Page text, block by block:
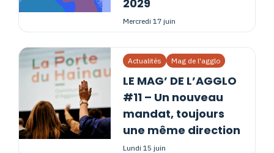
2029
mercredi 17 juin
Actualités Mag de l'agglo
LE MAG’ DE L’AGGLO
#11 – Un nouveau
mandat, toujours
une même direction
lundi 15 juin